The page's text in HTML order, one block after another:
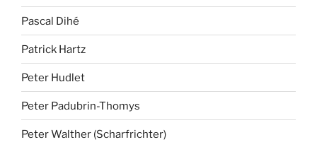
Pascal Dihé
Patrick Hartz
Peter Hudlet
Peter Padubrin-Thomys
Peter Walther (Scharfrichter)